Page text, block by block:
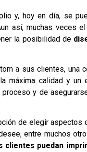
y, hoy en día, se
así, muchas veces
la posibilidad de
a sus clientes, una
máxima calidad y un
y de
de elegir
entre muchos
clientes puedan